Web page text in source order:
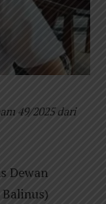
49/2025 dari
Dewan